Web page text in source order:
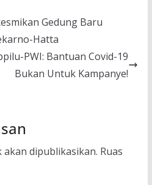
Gedung Baru
Hatta
PWI: Bantuan Covid-19
Bukan Untuk Kampanye!
akan dipublikasikan. Ruas